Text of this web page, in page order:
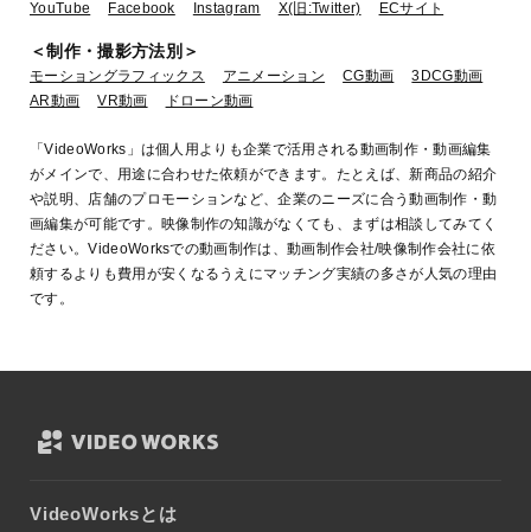
YouTube
Facebook Instagram X(旧:Twitter) ECサイト
＜制作・撮影方法別＞
モーショングラフィックス アニメーション CG動画
3DCG動画
AR動画
VR動画 ドローン動画
「VideoWorks」は個人用よりも企業で活用される動画制作・動画編集
がメインで、用途に合わせた依頼ができます。たとえば、新商品の紹介
や説明、店舗のプロモーションなど、企業のニーズに合う動画制作・動
画編集が可能です。映像制作の知識がなくても、まずは相談してみてく
ださい。VideoWorksでの動画制作は、動画制作会社/映像制作会社に依
頼するよりも費用が安くなるうえにマッチング実績の多さが人気の理由
です。
VideoWorksとは